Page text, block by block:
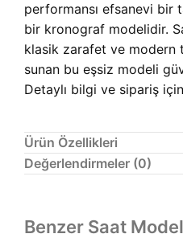
performansı efsanevi bir
bir kronograf modelidir.
klasik zarafet ve modern
sunan bu eşsiz modeli
Detaylı bilgi ve sipariş
Ürün Özellikleri
Değerlendirmeler (0)
Benzer Saat